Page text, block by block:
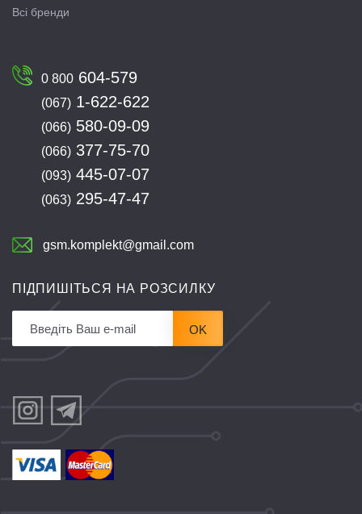
Всі бренди
0 800 604-579
(067) 1-622-622
(066) 580-09-09
(066) 377-75-70
(093) 445-07-07
(063) 295-47-47
gsm.komplekt@gmail.com
ПІДПИШІТЬСЯ НА РОЗСИЛКУ
OK